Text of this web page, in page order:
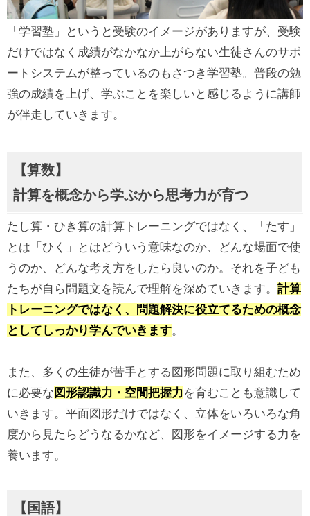
「学習塾」というと受験のイメージがありますが、受験
だけではなく成績がなかなか上がらない生徒さんのサポ
ートシステムが整っているのもさつき学習塾。普段の勉
強の成績を上げ、学ぶことを楽しいと感じるように講師
が伴走していきます。
【算数】
計算を概念から学ぶから思考力が育つ
たし算・ひき算の計算トレーニングではなく、「たす」
とは「ひく」とはどういう意味なのか、どんな場面で使
うのか、どんな考え方をしたら良いのか。それを子ども
たちが自ら問題文を読んで理解を深めていきます。 計算
トレーニングではなく、問題解決に役立てるための概念
としてしっかり学んでいきます。
また、多くの生徒が苦手とする図形問題に取り組むため
に必要な 図形認識力・空間把握力を育むことも意識して
いきます。平面図形だけではなく、立体をいろいろな角
度から見たらどうなるかなど、図形をイメージする力を
養います。
【国語】